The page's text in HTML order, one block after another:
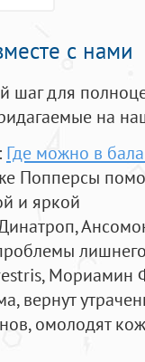
с нами
шаг для
на
Где можно в
Попперсы
и яркой
Мориамин
вернут
омолодят